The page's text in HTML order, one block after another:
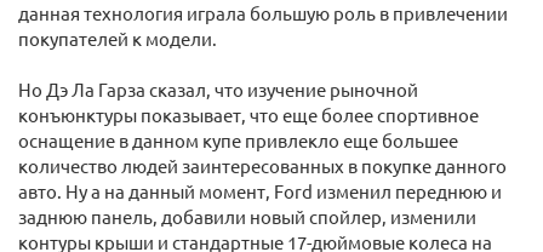
данная технология играла большую роль в привлечении
покупателей к модели.
Но Дэ Ла Гарза сказал, что изучение рыночной
конъюнктуры показывает, что еще более спортивное
оснащение в данном купе привлекло еще большее
количество людей заинтересованных в покупке данного
авто. Ну а на данный момент, Ford изменил переднюю и
заднюю панель, добавили новый спойлер, изменили
контуры крыши и стандартные 17-дюймовые колеса на